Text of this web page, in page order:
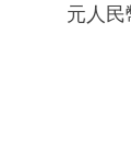
元人民